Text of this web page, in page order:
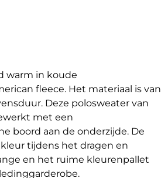
warm in koude
fleece. Het materiaal is van
Deze polosweater van
met een
boord aan de onderzijde. De
tijdens het dragen en
en het ruime kleurenpallet